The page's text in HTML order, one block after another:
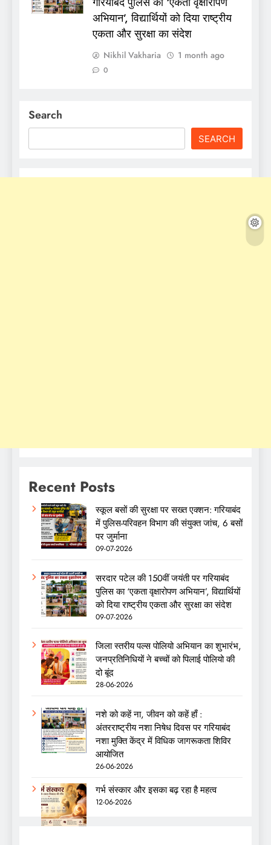
अभियान’, विद्यार्थियों को दिया राष्ट्रीय
एकता और सुरक्षा का संदेश
Nikhil Vakharia 1 month ago
0
Search
SEARCH
Recent Posts
स्कूल बसों की सुरक्षा पर सख्त एक्शन: गरियाबंद
में पुलिस-परिवहन विभाग की संयुक्त जांच, 6 बसों
पर जुर्माना
09-07-2026
सरदार पटेल की 150वीं जयंती पर गरियाबंद
पुलिस का ‘एकता वृक्षारोपण अभियान’, विद्यार्थियों
को दिया राष्ट्रीय एकता और सुरक्षा का संदेश
09-07-2026
जिला स्तरीय पल्स पोलियो अभियान का शुभारंभ,
जनप्रतिनिधियों ने बच्चों को पिलाई पोलियो की
दो बूंद
28-06-2026
नशे को कहें ना, जीवन को कहें हाँ :
अंतरराष्ट्रीय नशा निषेध दिवस पर गरियाबंद
नशा मुक्ति केंद्र में विधिक जागरूकता शिविर
आयोजित
26-06-2026
गर्भ संस्कार और इसका बढ़ रहा है महत्व
12-06-2026